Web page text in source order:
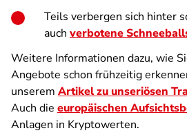
Teils verbergen sich hinter
auch verbotene
Weitere Informationen dazu, wie
Angebote schon frühzeitig
unserem Artikel zu unseriösen
Auch die europäischen
Anlagen in Kryptowerten.